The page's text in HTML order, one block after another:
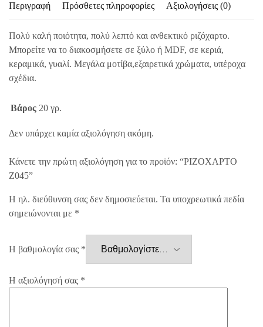
Περιγραφή Πρόσθετες πληροφορίες Αξιολογήσεις (0)
Πολύ καλή ποιότητα, πολύ λεπτό και ανθεκτικό ριζόχαρτο.
Μπορείτε να το διακοσμήσετε σε ξύλο ή MDF, σε κεριά,
κεραμικά, γυαλί. Μεγάλα μοτίβα,εξαιρετικά χρώματα, υπέροχα
σχέδια.
Βάρος 20 γρ.
Δεν υπάρχει καμία αξιολόγηση ακόμη.
Κάνετε την πρώτη αξιολόγηση για το προϊόν: “ΡΙΖΟΧΑΡΤΟ
Z045”
Η ηλ. διεύθυνση σας δεν δημοσιεύεται. Τα υποχρεωτικά πεδία
σημειώνονται με *
Η βαθμολογία σας *
Η αξιολόγησή σας *